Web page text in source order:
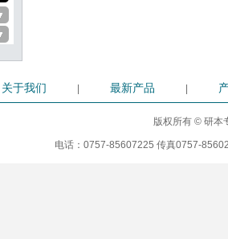
关于我们 最新产品
版权所有 © 研本
电话：0757-85607225 传真0757-